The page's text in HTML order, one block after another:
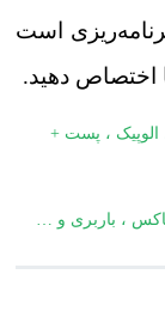
قابل برنامه‌ریزی است
اختصاص دهید.
، پست +
، باربری و …